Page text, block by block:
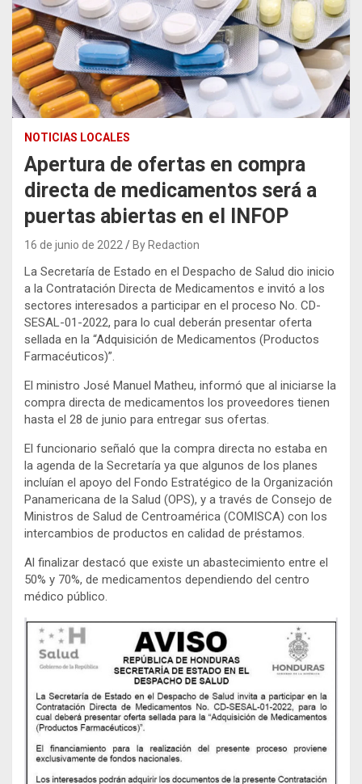
NOTICIAS LOCALES
Apertura de ofertas en compra
directa de medicamentos será a
puertas abiertas en el INFOP
16 de junio de 2022 By Redaction
La Secretaría de Estado en el Despacho de Salud dio inicio
a la Contratación Directa de Medicamentos e invitó a los
sectores interesados a participar en el proceso No. CD-
SESAL-01-2022, para lo cual deberán presentar oferta
sellada en la “Adquisición de Medicamentos (Productos
Farmacéuticos)”.
El ministro José Manuel Matheu, informó que al iniciarse la
compra directa de medicamentos los proveedores tienen
hasta el 28 de junio para entregar sus ofertas.
El funcionario señaló que la compra directa no estaba en
la agenda de la Secretaría ya que algunos de los planes
incluían el apoyo del Fondo Estratégico de la Organización
Panamericana de la Salud (OPS), y a través de Consejo de
Ministros de Salud de Centroamérica (COMISCA) con los
intercambios de productos en calidad de préstamos.
Al finalizar destacó que existe un abastecimiento entre el
50% y 70%, de medicamentos dependiendo del centro
médico público.